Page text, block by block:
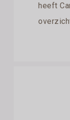
heeft